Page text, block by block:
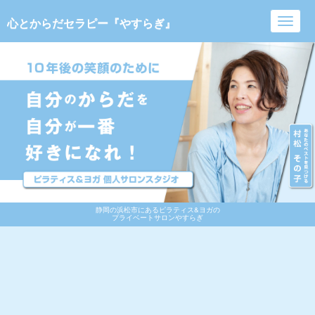
静岡の浜松市にあるピラティス&ヨガの
プライベートサロンやすらぎ
心とからだセラピー『やすらぎ』